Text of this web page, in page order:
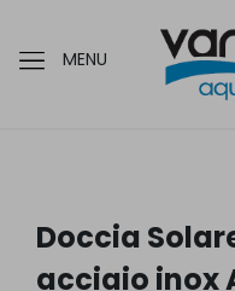
MENU
Doccia
acciaio inox